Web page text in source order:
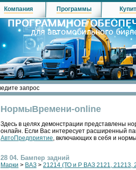
Компания Программы
НормыВремени-online
Здесь в целях демонстрации представлены
онлайн. Если Вас интересует расширенный
АвтоПредприятие, включающих в себя и
28 04. Бампер задний
Марки > ВАЗ > 21214 (ТО и Р ВАЗ 2121, 21213,